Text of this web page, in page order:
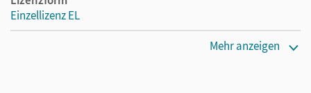
Einzellizenz EL
Mehr anzeigen